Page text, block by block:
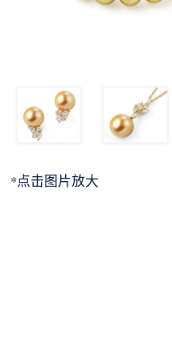
*点击图片放大